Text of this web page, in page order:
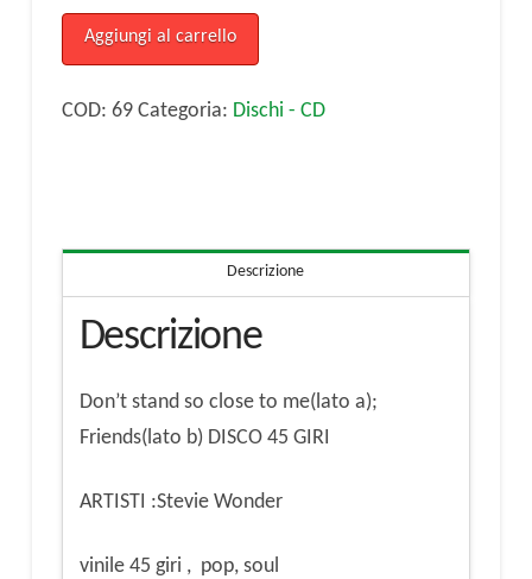
Master
Blaster(Jammin')
(lato
DISCO
GIRI
quantità
Aggiungi al carrello
COD: 69 Categoria: Dischi - CD
Descrizione
Descrizione
Don’t stand so close to me(lato a);
Friends(lato b) DISCO 45 GIRI
ARTISTI :Stevie Wonder
vinile 45 giri , pop, soul